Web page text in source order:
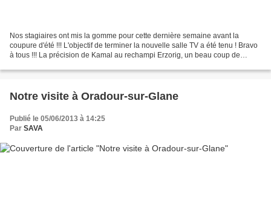
Nos stagiaires ont mis la gomme pour cette dernière semaine avant la
coupure d'été !!! L'objectif de terminer la nouvelle salle TV a été tenu ! Bravo
à tous !!! La précision de Kamal au rechampi Erzorig, un beau coup de
Notre visite à Oradour-sur-Glane
Publié le 05/06/2013 à 14:25
Par SAVA